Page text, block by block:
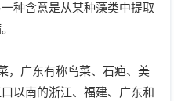
种含意是从某种藻类中提取
。
，广东有称鸟菜、石疤、美
以南的浙江、福建、广东和